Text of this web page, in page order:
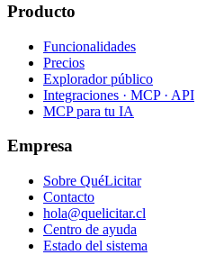
Producto
Funcionalidades
Precios
Explorador público
Integraciones · MCP · API
MCP para tu IA
Empresa
Sobre QuéLicitar
Contacto
hola@quelicitar.cl
Centro de ayuda
Estado del sistema